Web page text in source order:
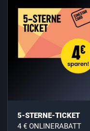
5-STERNE-TICKET
4 € ONLINERABATT